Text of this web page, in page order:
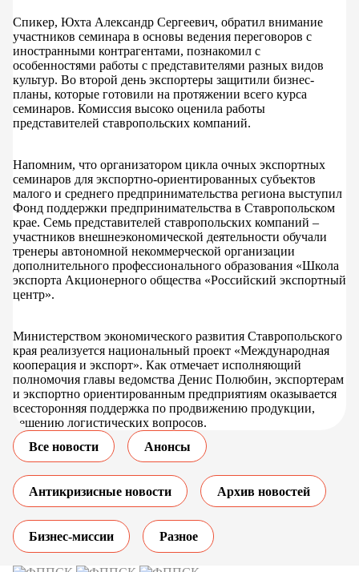
Спикер, Юхта Александр Сергеевич, обратил внимание
участников семинара в основы ведения переговоров с
иностранными контрагентами, познакомил с
особенностями работы с представителями разных видов
культур. Во второй день экспортеры защитили бизнес-
планы, которые готовили на протяжении всего курса
семинаров. Комиссия высоко оценила работы
представителей ставропольских компаний.
Напомним, что организатором цикла очных экспортных
семинаров для экспортно-ориентированных субъектов
малого и среднего предпринимательства региона выступил
Фонд поддержки предпринимательства в Ставропольском
крае. Семь представителей ставропольских компаний –
участников внешнеэкономической деятельности обучали
тренеры автономной некоммерческой организации
дополнительного профессионального образования «Школа
экспорта Акционерного общества «Российский экспортный
центр».
Министерством экономического развития Ставропольского
края реализуется национальный проект «Международная
кооперация и экспорт». Как отмечает исполняющий
полномочия главы ведомства Денис Полюбин, экспортерам
и экспортно ориентированным предприятиям оказывается
всесторонняя поддержка по продвижению продукции,
решению логистических вопросов.
Все новости
Анонсы
Антикризисные новости Архив новостей
Бизнес-миссии Разное